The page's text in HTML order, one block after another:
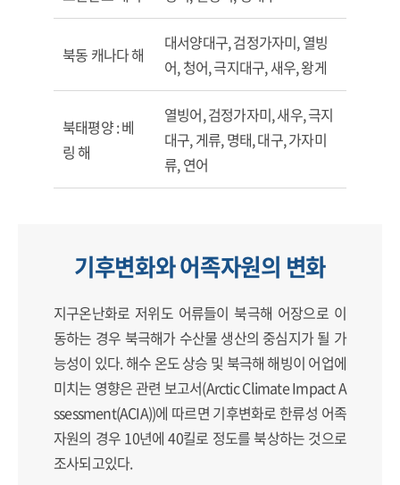
북동 캐나다 해
대서양대구, 검정가자미, 열빙
어, 청어, 극지대구, 새우, 왕게
북태평양 : 베
링 해
열빙어, 검정가자미, 새우, 극지
대구, 게류, 명태, 대구, 가자미
류, 연어
기후변화와 어족자원의 변화
지구온난화로 저위도 어류들이 북극해 어장으로 이
동하는 경우 북극해가 수산물 생산의 중심지가 될 가
능성이 있다. 해수 온도 상승 및 북극해 해빙이 어업에
미치는 영향은 관련 보고서(Arctic Climate Impact A
ssessment(ACIA))에 따르면 기후변화로 한류성 어족
자원의 경우 10년에 40킬로 정도를 북상하는 것으로
조사되고있다.